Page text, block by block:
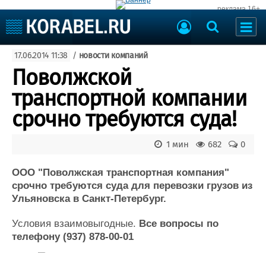
реклама 16+
Судоходство
Судоремонт
События
Порты
Рыболовство
ВМФ
Образование
Судостроение
Пульс
Новости
Компании
Репутация
Торговая площадка
Доска объявлений
Продажа флота
Оборудование
Изделия
17.06.2014 11:38 / новости компаний
Поволжской
транспортной компании
срочно требуются суда!
0
682
1 мин
ООО "Поволжская транспортная компания"
срочно требуются суда для перевозки грузов из
Ульяновска в Санкт-Петербург.
Условия взаимовыгодные. Все вопросы по
телефону (937) 878-00-01